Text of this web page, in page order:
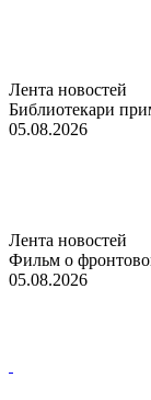
Лента новостей
Библиотекари
05.08.2026
Лента новостей
Фильм о
05.08.2026